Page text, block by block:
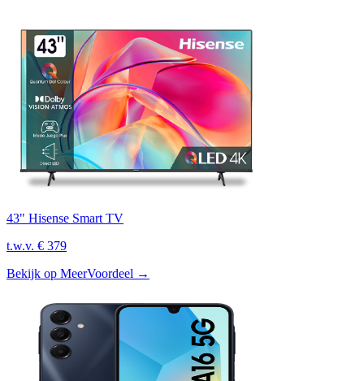
43" Hisense Smart TV
t.w.v. € 379
Bekijk op MeerVoordeel →